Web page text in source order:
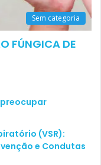
Sem categoria
FÚNGICA DE
(VSR):
e Condutas